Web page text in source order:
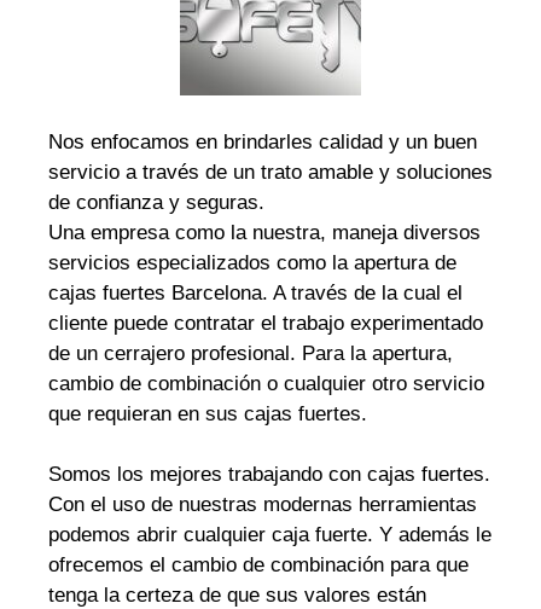
Nos enfocamos en brindarles calidad y un buen
servicio a través de un trato amable y soluciones
de confianza y seguras.
Una empresa como la nuestra, maneja diversos
servicios especializados como la apertura de
cajas fuertes Barcelona. A través de la cual el
cliente puede contratar el trabajo experimentado
de un cerrajero profesional. Para la apertura,
cambio de combinación o cualquier otro servicio
que requieran en sus cajas fuertes.
Somos los mejores trabajando con cajas fuertes.
Con el uso de nuestras modernas herramientas
podemos abrir cualquier caja fuerte. Y además le
ofrecemos el cambio de combinación para que
tenga la certeza de que sus valores están